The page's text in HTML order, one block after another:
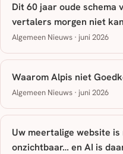
Dit 60 jaar oude schema
vertalers morgen niet
Algemeen Nieuws · juni 2026
Waarom Alpis niet
Algemeen Nieuws · juni 2026
Uw meertalige website is
onzichtbaar… en AI is